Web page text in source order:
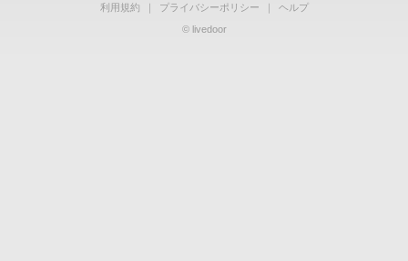
利用規約 ｜ プライバシーポリシー ｜
ヘルプ
© livedoor